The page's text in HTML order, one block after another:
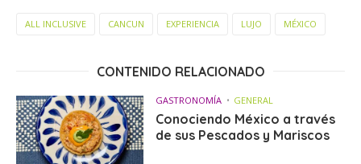
ALL INCLUSIVE CANCUN EXPERIENCIA LUJO MÉXICO
CONTENIDO RELACIONADO
GASTRONOMÍA GENERAL
Conociendo México a través
de sus Pescados y Mariscos